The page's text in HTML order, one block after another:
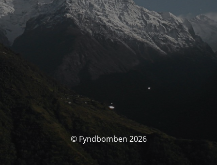
© Fyndbomben 2026